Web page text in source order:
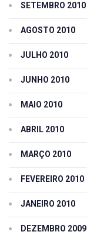
SETEMBRO 2010
AGOSTO 2010
JULHO 2010
JUNHO 2010
MAIO 2010
ABRIL 2010
MARÇO 2010
FEVEREIRO 2010
JANEIRO 2010
DEZEMBRO 2009